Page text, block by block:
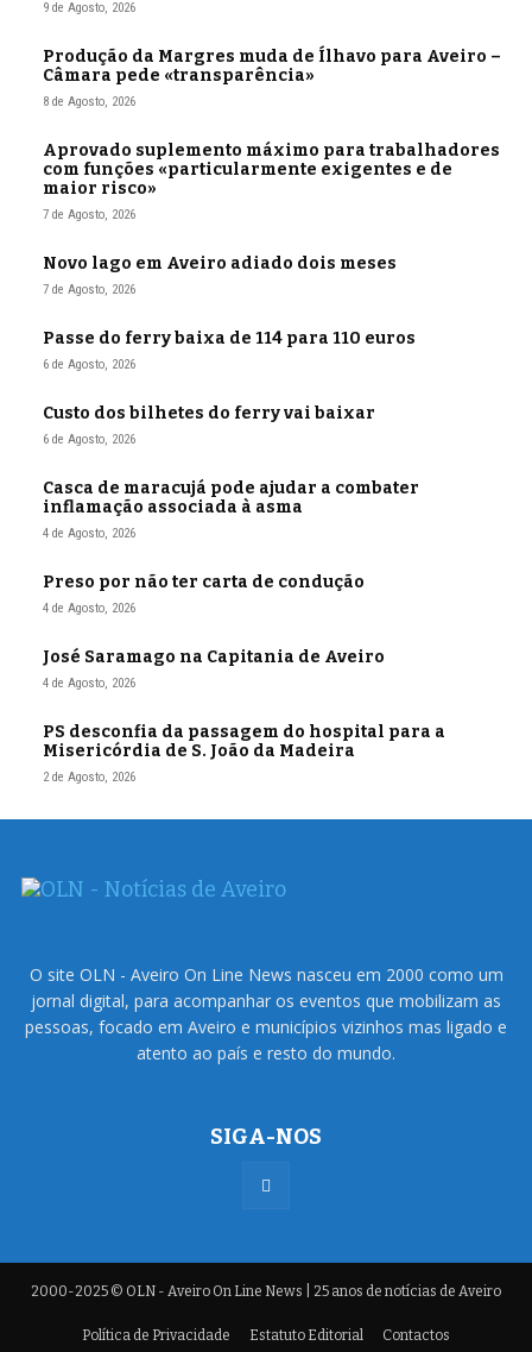
9 de Agosto, 2026
Produção da Margres muda de Ílhavo para Aveiro –
Câmara pede «transparência»
8 de Agosto, 2026
Aprovado suplemento máximo para trabalhadores
com funções «particularmente exigentes e de
maior risco»
7 de Agosto, 2026
Novo lago em Aveiro adiado dois meses
7 de Agosto, 2026
Passe do ferry baixa de 114 para 110 euros
6 de Agosto, 2026
Custo dos bilhetes do ferry vai baixar
6 de Agosto, 2026
Casca de maracujá pode ajudar a combater
inflamação associada à asma
4 de Agosto, 2026
Preso por não ter carta de condução
4 de Agosto, 2026
José Saramago na Capitania de Aveiro
4 de Agosto, 2026
PS desconfia da passagem do hospital para a
Misericórdia de S. João da Madeira
2 de Agosto, 2026
O site OLN - Aveiro On Line News nasceu em 2000 como um
jornal digital, para acompanhar os eventos que mobilizam as
pessoas, focado em Aveiro e municípios vizinhos mas ligado e
atento ao país e resto do mundo.
SIGA-NOS
2000-2025 © OLN - Aveiro On Line News | 25 anos de notícias de Aveiro
Política de Privacidade Estatuto Editorial Contactos